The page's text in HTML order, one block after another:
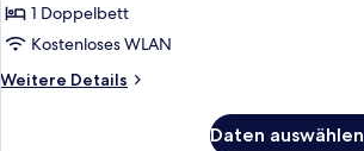
1 Doppelbett
Kostenloses WLAN
Weitere Details
Weitere
Daten